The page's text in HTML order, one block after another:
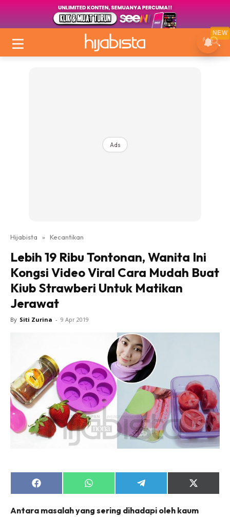
Ads
Hijabista » Kecantikan
Lebih 19 Ribu Tontonan, Wanita Ini
Kongsi Video Viral Cara Mudah Buat
Kiub Strawberi Untuk Matikan
Jerawat
By Siti Zurina - 9 Apr 2019
Share
on
Share
on
Share
on
Share
on
(Twitter)
Antara masalah yang sering dihadapi oleh kaum
NEW